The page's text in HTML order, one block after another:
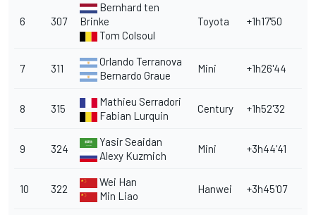
6 307
Bernhard ten
Brinke
Tom Colsoul
Toyota +1h17'50
7 311
Orlando Terranova
Bernardo Graue
Mini +1h26'44
8 315
Mathieu Serradori
Fabian Lurquin
Century +1h52'32
9 324
Yasir Seaidan
Alexy Kuzmich
Mini +3h44'41
10 322
Wei Han
Min Liao
Hanwei +3h45'07